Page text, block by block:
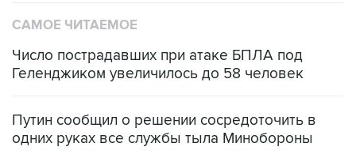
САМОЕ ЧИТАЕМОЕ
Число пострадавших при атаке БПЛА под
Геленджиком увеличилось до 58 человек
Путин сообщил о решении сосредоточить в
одних руках все службы тыла Минобороны